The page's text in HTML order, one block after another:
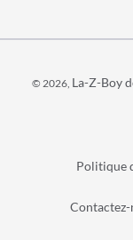
© 2026, La-Z-Boy
Politique
Contactez-